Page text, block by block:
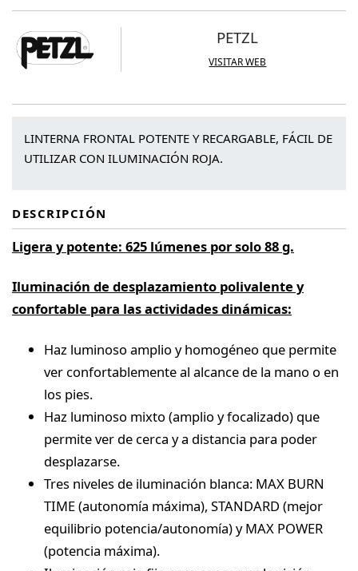
lúmenes)
cantidad
PETZL
VISITAR WEB
LINTERNA FRONTAL POTENTE Y RECARGABLE, FÁCIL DE
UTILIZAR CON ILUMINACIÓN ROJA.
DESCRIPCIÓN
Ligera y potente: 625 lúmenes por solo 88 g.
Iluminación de desplazamiento polivalente y
confortable para las actividades dinámicas:
Haz luminoso amplio y homogéneo que permite
ver confortablemente al alcance de la mano o en
los pies.
Haz luminoso mixto (amplio y focalizado) que
permite ver de cerca y a distancia para poder
desplazarse.
Tres niveles de iluminación blanca: MAX BURN
TIME (autonomía máxima), STANDARD (mejor
equilibrio potencia/autonomía) y MAX POWER
(potencia máxima).